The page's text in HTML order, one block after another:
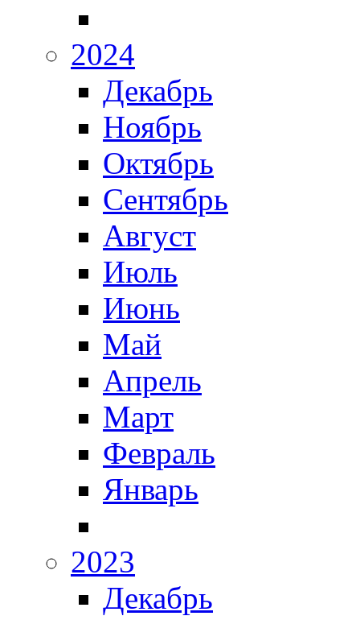
2024
Декабрь
Ноябрь
Октябрь
Сентябрь
Август
Июль
Июнь
Май
Апрель
Март
Февраль
Январь
2023
Декабрь